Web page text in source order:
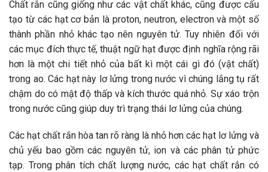
Chất rắn cũng giống như các vật chất khác, cũng được cấu
tạo từ các hạt cơ bản là proton, neutron, electron và một số
thành phần nhỏ khác tạo nên nguyên tử. Tuy nhiên đối với
các mục đích thực tế, thuật ngữ hạt được định nghĩa rộng rãi
hơn là một chi tiết nhỏ của bất kì một cái gì đó (vật chất)
trong ao. Các hạt này lơ lửng trong nước vì chúng lắng tụ rất
chậm do có mật độ thấp và kích thước quá nhỏ. Sự xáo trộn
trong nước cũng giúp duy trì trạng thái lơ lửng của chúng.
Các hạt chất rắn hòa tan rõ ràng là nhỏ hơn các hạt lơ lửng và
chủ yếu bao gồm các nguyên tử, ion và các phân tử phức
tạp. Trong phân tích chất lượng nước, các hạt chất rắn có